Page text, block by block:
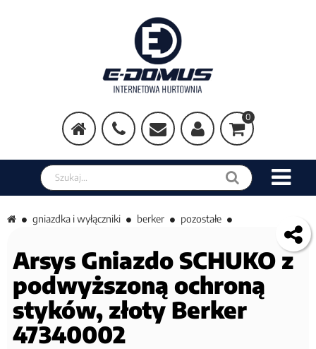
0
Szukaj w sklepie
gniazdka i wyłączniki berker pozostałe
Arsys Gniazdo SCHUKO z
podwyższoną ochroną
styków, złoty Berker
47340002